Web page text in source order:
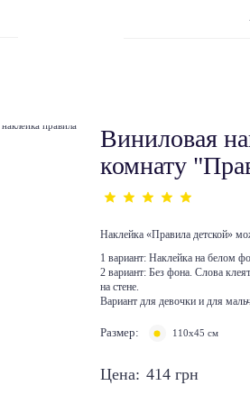
Виниловая
комнату
Наклейка «Правила детской»
1 вариант: Наклейка на белом
2 вариант: Без фона. Слова
на стене.
Вариант для девочки и для
Размер: 110х45 см
Цена: 414 грн